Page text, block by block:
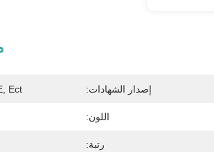
إصدار الشهادات: Ect,
اللون:
رتبة: